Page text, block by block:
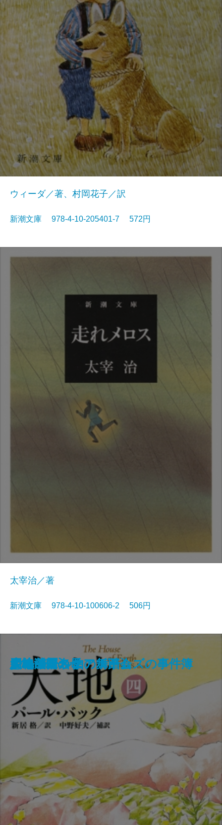
狭き門
天の夕顔
夕鶴・彦市ばなし
善悪の彼岸
バスカヴィル家の犬
盗賊
野火
博物誌
フランダースの犬
ウィーダ／著、村岡花子／訳
新潮文庫 978-4-10-205401-7 572円
走れメロス
太宰治／著
新潮文庫 978-4-10-100606-2 506円
大地〔四〕
大地〔三〕
大地〔二〕
ジェーン・エア〔下〕
大地〔一〕
四つの署名
悪の華
シャーロック・ホームズの事件簿
少将滋幹の母
ドルジェル伯の舞踏会